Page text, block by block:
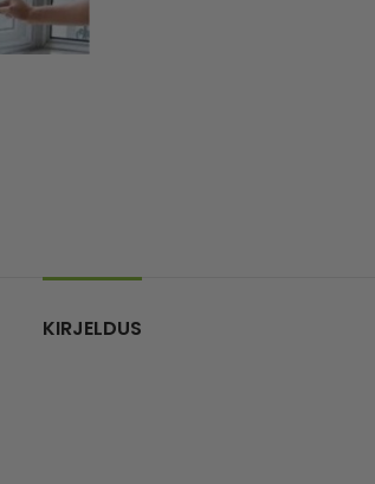
KIRJELDUS